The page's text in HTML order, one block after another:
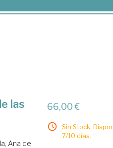
las
Ana de
66,00 €
Sin Stock.
7/10 días.